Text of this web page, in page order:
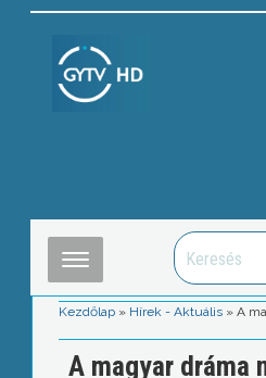
Kezdőlap » Hírek - Aktuális »A
A magyar dráma